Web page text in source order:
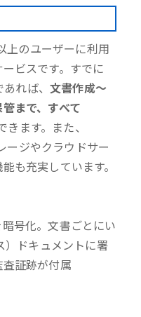
上のユーザーに利用
ビスです。すでに
れば、 文書作成～
まで、すべて
ます。また、
ージやクラウドサー
も充実しています。
号化。文書ごとにい
）ドキュメントに署
証跡が付属